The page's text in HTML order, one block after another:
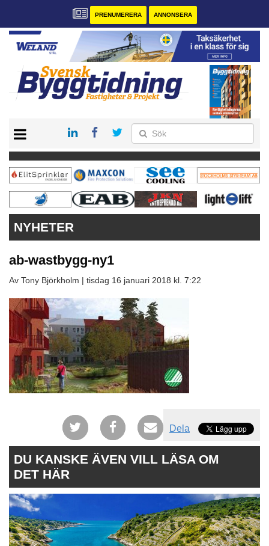
PRENUMERERA ANNONSERA
PRENUMERERA
VÅRA ANDRA MAGASIN
ANNONSERA
KONTAKT
NYHETER
ab-wastbygg-ny1
Av Tony Björkholm | tisdag 16 januari 2018 kl. 7:22
Dela
DU KANSKE ÄVEN VILL LÄSA OM
DET HÄR